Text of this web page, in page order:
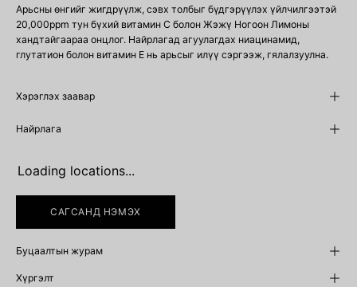
Арьсны өнгийг жигдрүүлж, сэвх толбыг бүдгэрүүлэх үйлчилгээтэй
20,000ppm тун бүхий витамин C болон Жэжү Ногоон Лимоны
хандтайгаараа онцлог. Найрлагад агуулагдах ниацинамид,
глутатион болон витамин Е нь арьсыг илүү сэргээж, гялалзуулна.
Хэрэглэх заавар
Найрлага
Loading locations...
САГСАНД НЭМЭХ
Буцаалтын журам
Хүргэлт